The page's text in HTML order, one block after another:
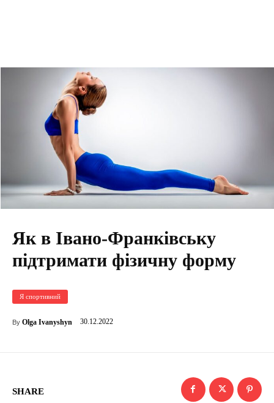
Як в Івано-Франківську
підтримати фізичну форму
Я спортивний
By Olga Ivanyshyn 30.12.2022
SHARE